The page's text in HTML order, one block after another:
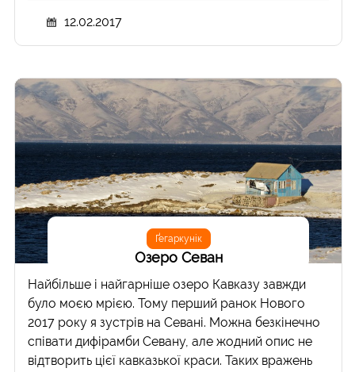
12.02.2017
Ґегаркунік
Озеро Севан
Найбільше і найгарніше озеро Кавказу завжди
було моєю мрією. Тому перший ранок Нового
2017 року я зустрів на Севані. Можна безкінечно
співати дифірамби Севану, але жодний опис не
відтворить цієї кавказької краси. Таких вражень